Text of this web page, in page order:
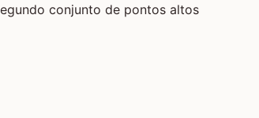
conjunto de pontos altos